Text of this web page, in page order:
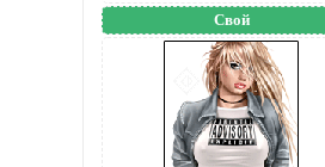
Свой